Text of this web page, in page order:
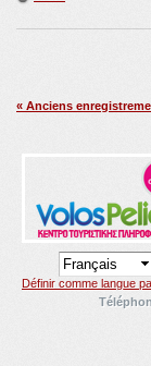
« Anciens
Définir comme langue